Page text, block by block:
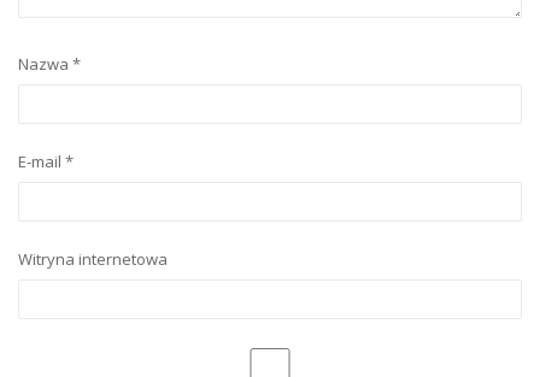
Nazwa *
E-mail *
Witryna internetowa